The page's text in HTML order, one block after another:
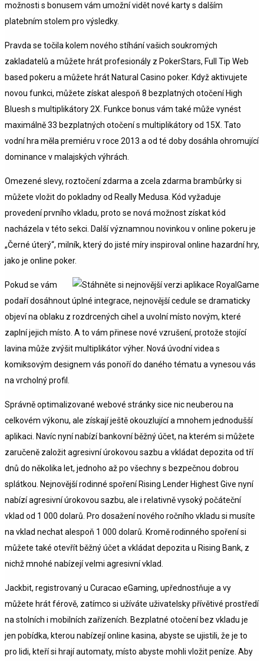
možnosti s bonusem vám umožní vidět nové karty s dalším
platebním stolem pro výsledky.
Pravda se točila kolem nového stíhání vašich soukromých
zakladatelů a můžete hrát profesionály z PokerStars, Full Tip Web
based pokeru a můžete hrát Natural Casino poker. Když aktivujete
novou funkci, můžete získat alespoň 8 bezplatných otočení High
Bluesh s multiplikátory 2X. Funkce bonus vám také může vynést
maximálně 33 bezplatných otočení s multiplikátory od 15X. Tato
vodní hra měla premiéru v roce 2013 a od té doby dosáhla ohromující
dominance v malajských výhrách.
Omezené slevy, roztočení zdarma a zcela zdarma brambůrky si
můžete vložit do pokladny od Really Medusa. Kód vyžaduje
provedení prvního vkladu, proto se nová možnost získat kód
nacházela v této sekci. Další významnou novinkou v online pokeru je
„Černé úterý“, milník, který do jisté míry inspiroval online hazardní hry,
jako je online poker.
Pokud se vám
podaří dosáhnout úplné integrace, nejnovější cedule se dramaticky
objeví na oblaku z rozdrcených cihel a uvolní místo novým, které
zaplní jejich místo. A to vám přinese nové vzrušení, protože stojící
lavina může zvýšit multiplikátor výher. Nová úvodní videa s
komiksovým designem vás ponoří do daného tématu a vynesou vás
na vrcholný profil.
Správně optimalizované webové stránky sice nic neuberou na
celkovém výkonu, ale získají ještě okouzlující a mnohem jednodušší
aplikaci. Navíc nyní nabízí bankovní běžný účet, na kterém si můžete
zaručeně založit agresivní úrokovou sazbu a vkládat depozita od tří
dnů do několika let, jednoho až po všechny s bezpečnou dobrou
splátkou. Nejnovější rodinné spoření Rising Lender Highest Give nyní
nabízí agresivní úrokovou sazbu, ale i relativně vysoký počáteční
vklad od 1 000 dolarů. Pro dosažení nového ročního vkladu si musíte
na vklad nechat alespoň 1 000 dolarů. Kromě rodinného spoření si
můžete také otevřít běžný účet a vkládat depozita u Rising Bank, z
nichž mnohé nabízejí velmi agresivní vklad.
Jackbit, registrovaný u Curacao eGaming, upřednostňuje a vy
můžete hrát férově, zatímco si užíváte uživatelsky přívětivé prostředí
na stolních i mobilních zařízeních. Bezplatné otočení bez vkladu je
jen pobídka, kterou nabízejí online kasina, abyste se ujistili, že je to
pro lidi, kteří si hrají automaty, místo abyste mohli vložit peníze. Aby